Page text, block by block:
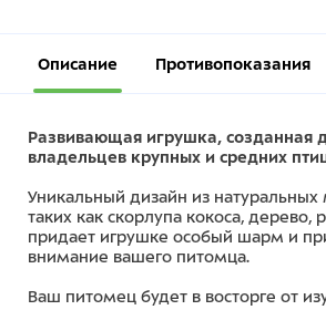
Описание Противопоказания
Развивающая игрушка, созданная
владельцев крупных и средних
Уникальный дизайн из натуральных
таких как скорлупа кокоса, дерево,
придает игрушке особый шарм и
внимание вашего питомца.
Ваш питомец будет в восторге от